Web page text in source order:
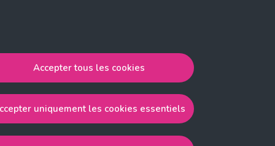
Accepter tous les cookies
uniquement les cookies essentiels